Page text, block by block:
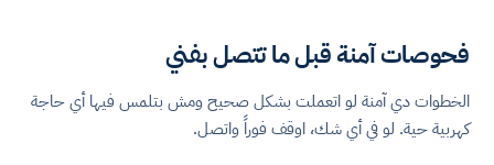
فحوصات آمنة قبل ما تتصل بفني
الخطوات دي آمنة لو اتعملت بشكل صحيح ومش بتلمس فيها أي حاجة
كهربية حية. لو في أي شك، اوقف فوراً واتصل.